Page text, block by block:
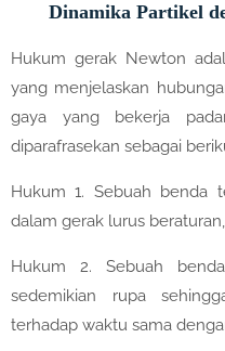
Dinamika Partikel
Hukum gerak Newton
yang menjelaskan
gaya yang bekerja
diparafrasekan sebagai
Hukum 1. Sebuah benda
dalam gerak lurus
Hukum 2. Sebuah
sedemikian rupa
terhadap waktu sama